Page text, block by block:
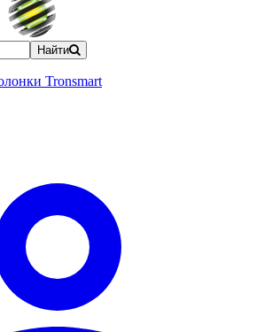
Найти
Tronsmart